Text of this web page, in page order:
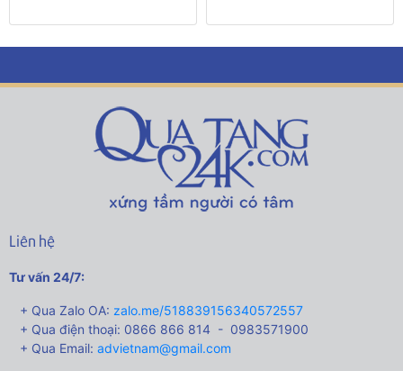
Liên hệ
Tư vấn 24/7:
+ Qua Zalo OA: zalo.me/518839156340572557
+ Qua điện thoại: 0866 866 814 - 0983571900
+ Qua Email: advietnam@gmail.com